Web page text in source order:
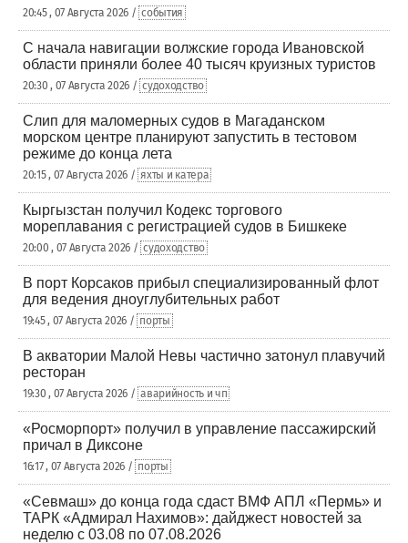
20:45 , 07 Августа 2026 / события
С начала навигации волжские города Ивановской
области приняли более 40 тысяч круизных туристов
20:30 , 07 Августа 2026 / судоходство
Слип для маломерных судов в Магаданском
морском центре планируют запустить в тестовом
режиме до конца лета
20:15 , 07 Августа 2026 / яхты и катера
Кыргызстан получил Кодекс торгового
мореплавания с регистрацией судов в Бишкеке
20:00 , 07 Августа 2026 / судоходство
В порт Корсаков прибыл специализированный флот
для ведения дноуглубительных работ
19:45 , 07 Августа 2026 / порты
В акватории Малой Невы частично затонул плавучий
ресторан
19:30 , 07 Августа 2026 / аварийность и чп
«Росморпорт» получил в управление пассажирский
причал в Диксоне
16:17 , 07 Августа 2026 / порты
«Севмаш» до конца года сдаст ВМФ АПЛ «Пермь» и
ТАРК «Адмирал Нахимов»: дайджест новостей за
неделю с 03.08 по 07.08.2026